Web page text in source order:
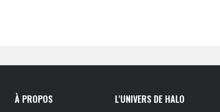
À PROPOS L'UNIVERS DE HALO